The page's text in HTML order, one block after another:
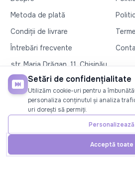
Telefon
Metoda de plată
Condiții de livrare
Întrebări frecvente
str. Maria Drăgan, 11, Chișinău
+37360327279
©2026Numina Kids. Toate
SOCIAL
Setări de confidențialitate
Utilizăm cookie-uri pentru a
personaliza conținutul și analiza
uri dorești să permiți.
Personalizează
Acceptă toate